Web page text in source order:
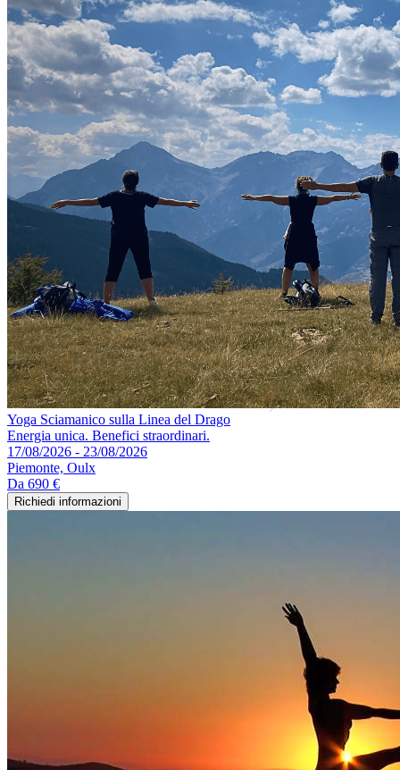
Yoga Sciamanico sulla Linea del Drago
Energia unica. Benefici straordinari.
17/08/2026 - 23/08/2026
Piemonte, Oulx
Da 690 €
Richiedi informazioni